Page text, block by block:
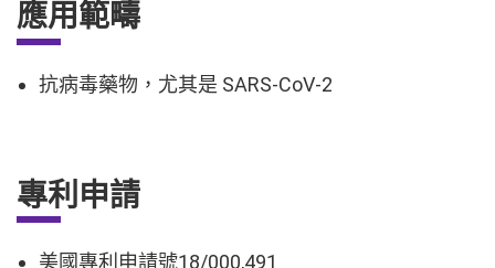
應用範疇
抗病毒藥物，尤其是 SARS-CoV-2
專利申請
美國專利申請號18/000,491